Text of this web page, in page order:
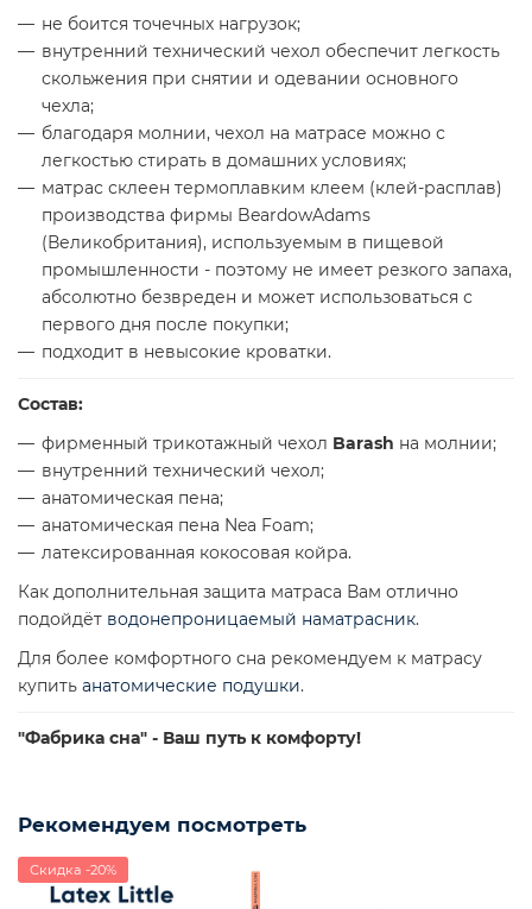
не боится точечных нагрузок;
внутренний технический чехол обеспечит легкость
скольжения при снятии и одевании основного
чехла;
благодаря молнии, чехол на матрасе можно с
легкостью стирать в домашних условиях;
матрас склеен термоплавким клеем (клей-расплав)
производства фирмы BeardowAdams
(Великобритания), используемым в пищевой
промышленности - поэтому не имеет резкого запаха,
абсолютно безвреден и может использоваться с
первого дня после покупки;
подходит в невысокие кроватки.
Состав:
фирменный трикотажный чехол Barash на молнии;
внутренний технический чехол;
анатомическая пена;
анатомическая пена Nea Foam;
латексированная кокосовая койра.
Как дополнительная защита матраса Вам отлично
подойдёт водонепроницаемый наматрасник.
Для более комфортного сна рекомендуем к матрасу
купить анатомические подушки.
"Фабрика сна" - Ваш путь к комфорту!
Рекомендуем посмотреть
Скидка -20%